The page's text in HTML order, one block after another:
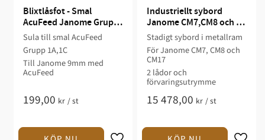
Blixtlåsfot - Smal
AcuFeed Janome Grupp
1A och 1C
Sula till smal AcuFeed
Grupp 1A,1C
Till Janome 9mm med
AcuFeed
199,00 kr /st
Industriellt sybord
Janome CM7,CM8 och
CM17
Stadigt sybord i metallram
För Janome CM7, CM8 och
CM17
2 lådor och
förvaringsutrymme
15 478,00 kr /st